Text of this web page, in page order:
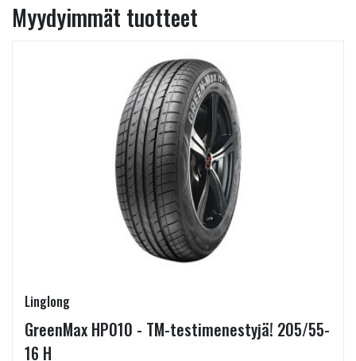
Myydyimmät tuotteet
Linglong
GreenMax HP010 - TM-testimenestyjä! 205/55-
16 H